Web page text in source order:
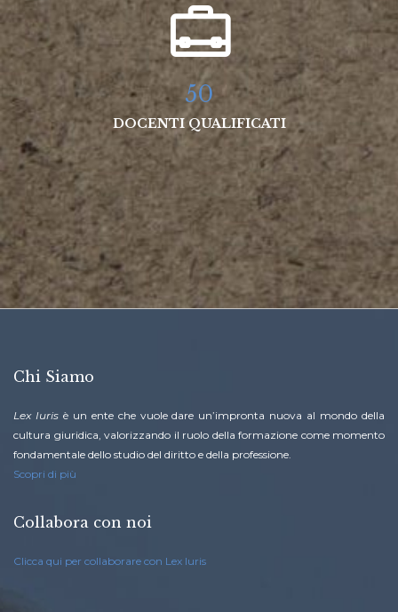
50
DOCENTI QUALIFICATI
Chi Siamo
Lex Iurisè un ente che vuole dare un’impronta nuova al mondo della
cultura giuridica, valorizzando il ruolo della formazione come momento
fondamentale dello studio del diritto e della professione.
Scopri di più
Collabora con noi
Clicca qui per collaborare con Lex Iuris